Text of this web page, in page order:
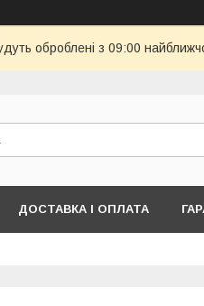
оброблені з 09:00
ДОСТАВКА І ОПЛАТА